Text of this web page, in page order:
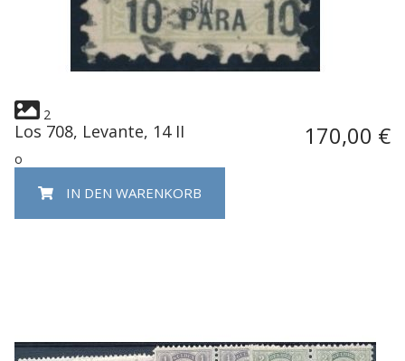
2
Los 708, Levante, 14 II 170,00 €
o
IN DEN WARENKORB